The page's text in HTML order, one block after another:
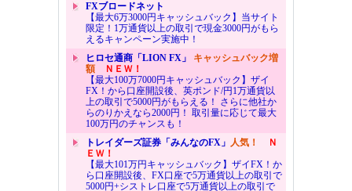
FXブロードネット
【最大6万3000円キャッシュバック】当サイト
限定！1万通貨以上の取引で現金3000円がもら
えるキャンペーン実施中！
ヒロセ通商「LION FX」 キャッシュバック増
額ＮＥＷ！
【最大100万7000円キャッシュバック】ザイ
FX！から口座開設後、英ポンド/円1万通貨以
上の取引で5000円がもらえる！ さらに他社か
らのりかえなら2000円！ 取引量に応じて最大
100万円のチャンスも！
トレイダーズ証券「みんなのFX」 人気！
Ｎ
ＥＷ！
【最大101万円キャッシュバック】ザイFX！か
ら口座開設後、FX口座で5万通貨以上の取引で
5000円+シストレ口座で5万通貨以上の取引で